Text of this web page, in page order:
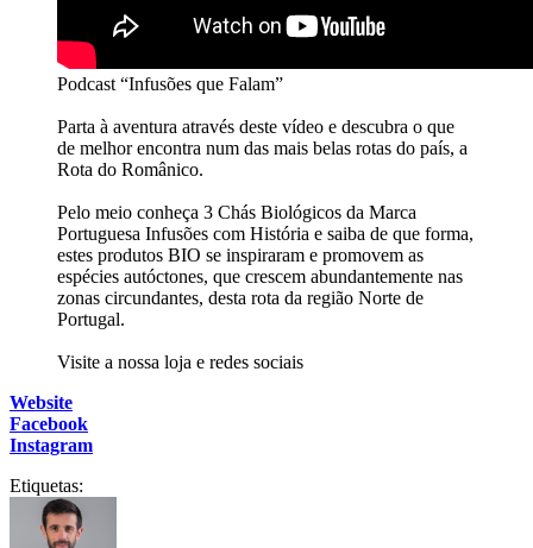
Podcast “Infusões que Falam”
Parta à aventura através deste vídeo e descubra o que
de melhor encontra num das mais belas rotas do país, a
Rota do Românico.
Pelo meio conheça 3 Chás Biológicos da Marca
Portuguesa Infusões com História e saiba de que forma,
estes produtos BIO se inspiraram e promovem as
espécies autóctones, que crescem abundantemente nas
zonas circundantes, desta rota da região Norte de
Portugal.
Visite a nossa loja e redes sociais
Website
Facebook
Instagram
Etiquetas: